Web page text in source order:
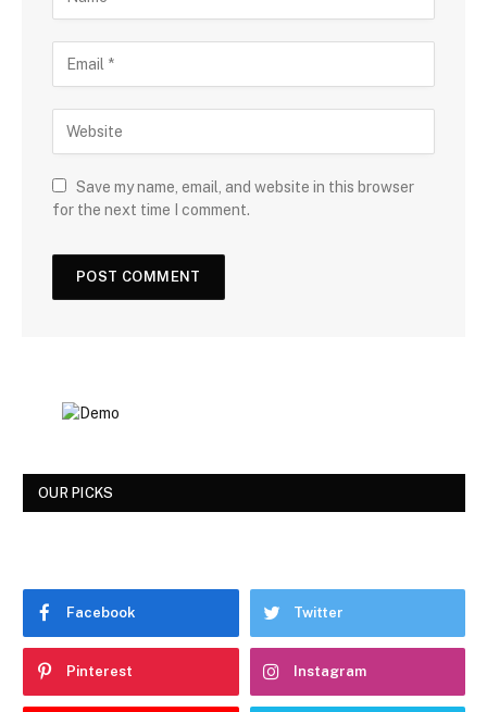
Save my name, email, and website in this browser
for the next time I comment.
OUR PICKS
Facebook Twitter
Pinterest Instagram